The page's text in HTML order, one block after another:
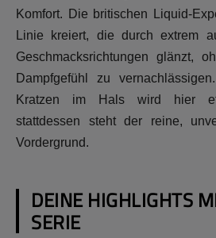
Komfort. Die britischen Liquid-
Linie kreiert, die durch extrem
Geschmacksrichtungen glänzt,
Dampfgefühl zu
Kratzen im Hals wird hier
stattdessen steht der reine,
Vordergrund.
DEINE HIGHLIGHTS
SERIE